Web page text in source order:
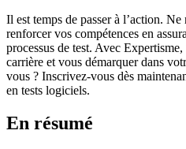
Il est temps de passer à l’action.
renforcer vos compétences en
processus de test. Avec
carrière et vous démarquer dans
vous ? Inscrivez-vous dès
en tests logiciels.
En résumé